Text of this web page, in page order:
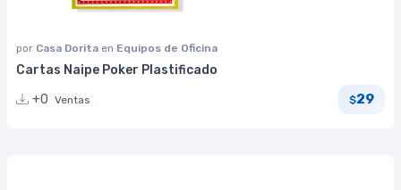
por Casa Dorita en Equipos de Oficina
Cartas Naipe Poker Plastificado
+0 Ventas $29